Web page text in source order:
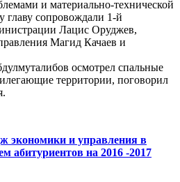
и материально-технической
главу сопровождали 1-й
Лацис Оруджев,
Магид Качаев и
осмотрел спальные
территории, поговорил
экономики и управления в
абитуриентов на 2016 -2017